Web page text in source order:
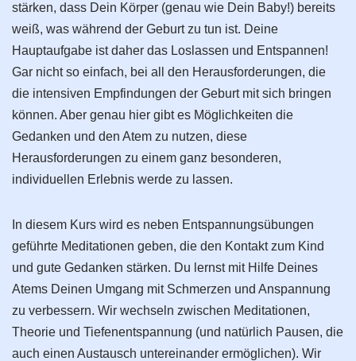
stärken, dass Dein Körper (genau wie Dein Baby!) bereits
weiß, was während der Geburt zu tun ist. Deine
Hauptaufgabe ist daher das Loslassen und Entspannen!
Gar nicht so einfach, bei all den Herausforderungen, die
die intensiven Empfindungen der Geburt mit sich bringen
können. Aber genau hier gibt es Möglichkeiten die
Gedanken und den Atem zu nutzen, diese
Herausforderungen zu einem ganz besonderen,
individuellen Erlebnis werde zu lassen.
In diesem Kurs wird es neben Entspannungsübungen
geführte Meditationen geben, die den Kontakt zum Kind
und gute Gedanken stärken. Du lernst mit Hilfe Deines
Atems Deinen Umgang mit Schmerzen und Anspannung
zu verbessern. Wir wechseln zwischen Meditationen,
Theorie und Tiefenentspannung (und natürlich Pausen, die
auch einen Austausch untereinander ermöglichen). Wir